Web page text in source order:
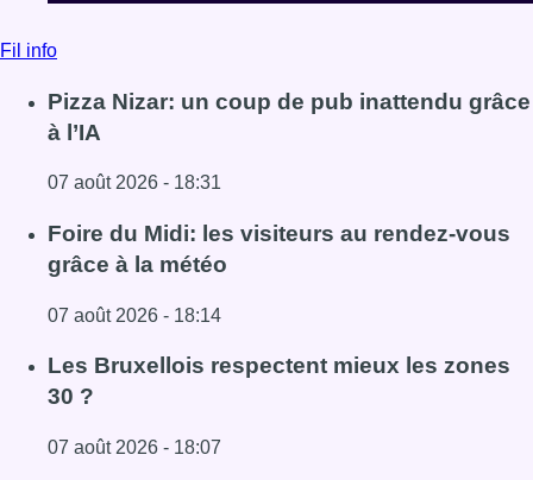
Fil info
Pizza Nizar: un coup de pub inattendu grâce
à l’IA
07 août 2026 - 18:31
Lire l'article Pizza Nizar: un coup de pub inattendu grâce
Foire du Midi: les visiteurs au rendez-vous
grâce à la météo
07 août 2026 - 18:14
Lire l'article Foire du Midi: les visiteurs au rendez-vous
Les Bruxellois respectent mieux les zones
30 ?
07 août 2026 - 18:07